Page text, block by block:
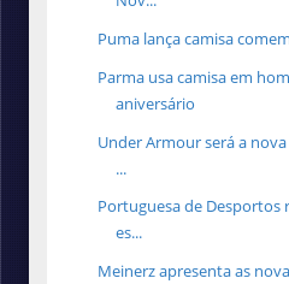
Puma lança camisa
Parma usa camisa em
aniversário
Under Armour será a
...
Portuguesa de Desportos
es...
Meinerz apresenta as